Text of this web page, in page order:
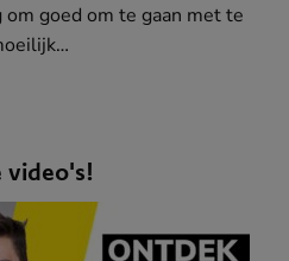
goed om te gaan met te
video's!